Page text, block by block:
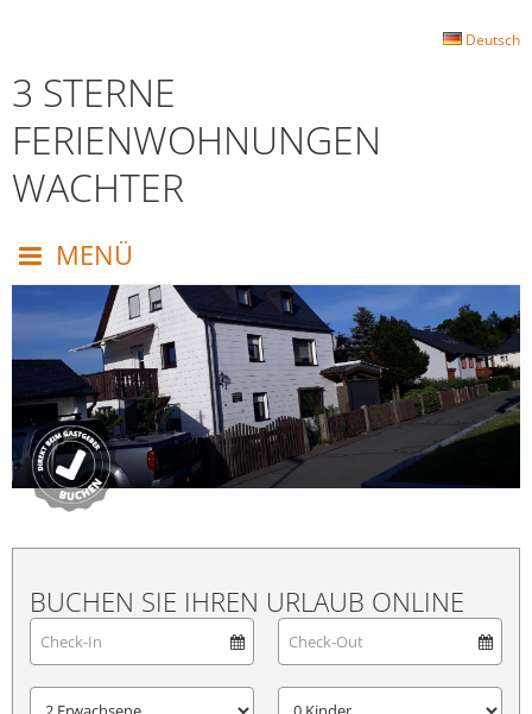
Deutsch
3 STERNE
FERIENWOHNUNGEN
WACHTER
MENÜ
BUCHEN SIE IHREN URLAUB ONLINE